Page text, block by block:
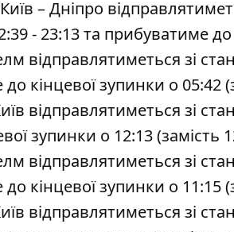
– Дніпро
- 23:13 та прибуватиме до
відправлятиметься зі
кінцевої зупинки о 05:42
відправлятиметься зі
зупинки о 12:13 (замість
відправлятиметься зі
кінцевої зупинки о 11:15
відправлятиметься зі